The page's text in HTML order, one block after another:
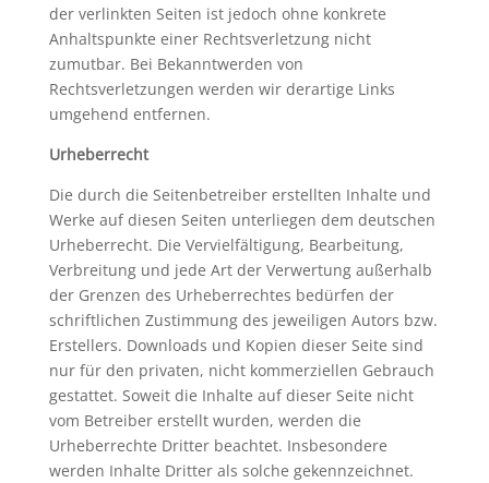
der verlinkten Seiten ist jedoch ohne konkrete
Anhaltspunkte einer Rechtsverletzung nicht
zumutbar. Bei Bekanntwerden von
Rechtsverletzungen werden wir derartige Links
umgehend entfernen.
Urheberrecht
Die durch die Seitenbetreiber erstellten Inhalte und
Werke auf diesen Seiten unterliegen dem deutschen
Urheberrecht. Die Vervielfältigung, Bearbeitung,
Verbreitung und jede Art der Verwertung außerhalb
der Grenzen des Urheberrechtes bedürfen der
schriftlichen Zustimmung des jeweiligen Autors bzw.
Erstellers. Downloads und Kopien dieser Seite sind
nur für den privaten, nicht kommerziellen Gebrauch
gestattet. Soweit die Inhalte auf dieser Seite nicht
vom Betreiber erstellt wurden, werden die
Urheberrechte Dritter beachtet. Insbesondere
werden Inhalte Dritter als solche gekennzeichnet.